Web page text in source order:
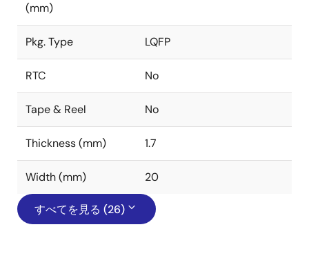
(mm)
Pkg. Type LQFP
RTC No
Tape & Reel No
Thickness (mm) 1.7
Width (mm) 20
すべてを見る (26)